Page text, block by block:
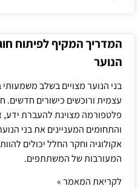
המדריך המקיף לפיתוח
הנוער
בני הנוער מצויים בשלב
עצמית ורוכשים כישורים חדשים.
פלטפורמה מצוינת להעברת ידע,
והתחומים המעניינים את בני
אקולוגיה וחקר החלל יכולים
המעורבות של המשתתפים.
לקריאת המאמר »